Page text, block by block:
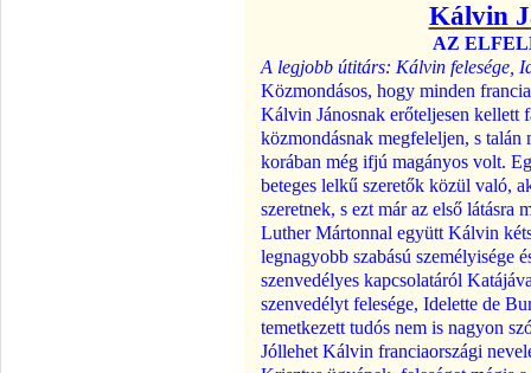
Kálvin
AZ
A legjobb útitárs: Kálvin felesége,
Közmondásos, hogy minden
Kálvin Jánosnak erőteljesen kellett
közmondásnak megfeleljen, s
korában még ifjú magányos volt.
beteges lelkű szeretők közül való,
szeretnek, s ezt már az első látásra
Luther Mártonnal együtt Kálvin
legnagyobb szabású személyisége
szenvedélyes kapcsolatáról
szenvedélyt felesége, Idelette de
temetkezett tudós nem is nagyon
Jóllehet Kálvin franciaországi